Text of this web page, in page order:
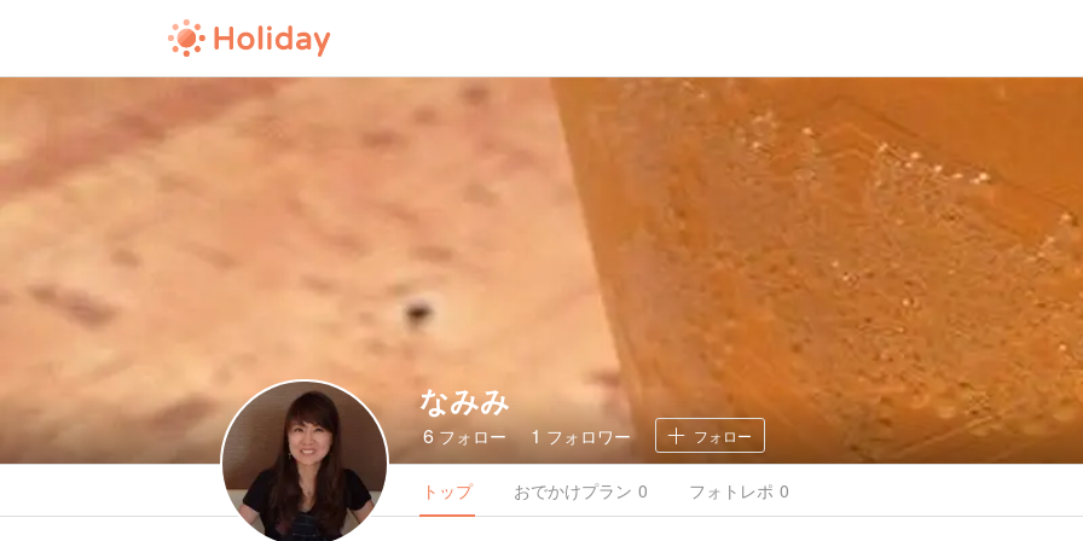
なみみ
6 フォロー 1 フォロワー フォロー
トップ おでかけプラン 0 フォトレポ 0